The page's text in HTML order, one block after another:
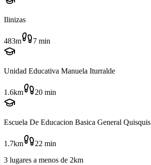
Ilinizas
483m 7 min
Unidad Educativa Manuela Iturralde
1.6km 20 min
Escuela De Educacion Basica General Quisquis
1.7km 22 min
3 lugares a menos de 2km